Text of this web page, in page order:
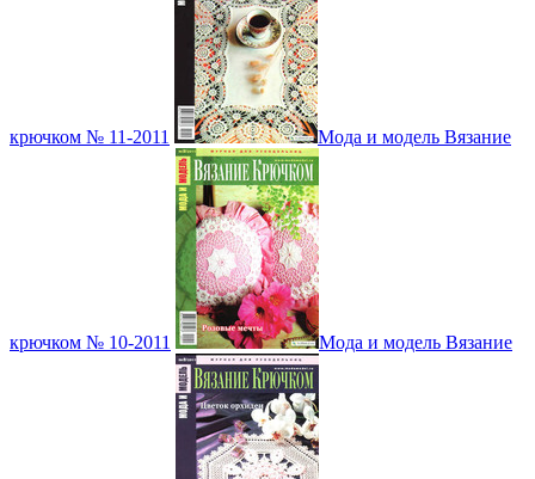
крючком № 11-2011 Мода и модель Вязание
крючком № 10-2011 Мода и модель Вязание